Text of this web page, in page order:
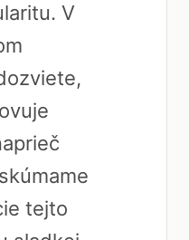
V
tejto